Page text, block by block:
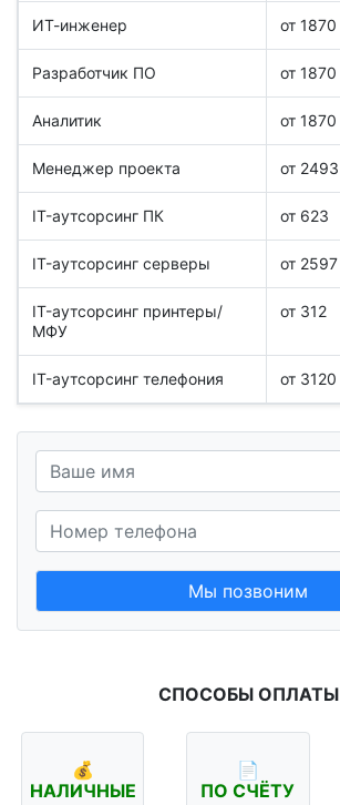
ИТ-инженер от 1870
Разработчик ПО от 1870
Аналитик от 1870
Менеджер проекта от 2493
IT-аутсорсинг ПК от 623
IT-аутсорсинг серверы от 2597
IT-аутсорсинг принтеры/
МФУ
от 312
IT-аутсорсинг телефония от 3120
Мы позвоним
СПОСОБЫ ОПЛАТЫ
💰
НАЛИЧНЫЕ
📄
ПО СЧЁТУ